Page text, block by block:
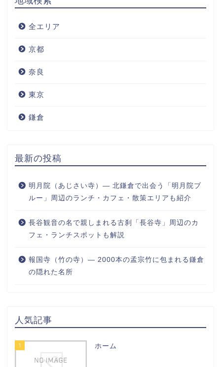
全エリア
京都
奈良
東京
鎌倉
最新の投稿
明月院（あじさい寺）― 北鎌倉で出会う「明月院ブ
ルー」周辺のランチ・カフェ・散策エリアも紹介
長谷観音の名で親しまれる古刹「長谷寺」周辺のカ
フェ・ランチスポットも解説
報国寺（竹の寺）― 2000本の孟宗竹に包まれる鎌倉
の隠れた名所
人気記事
1 ホーム